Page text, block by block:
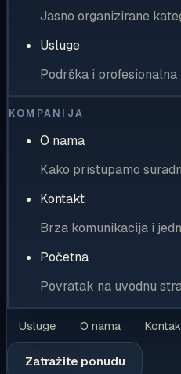
Jasno organizirane
Usluge
Podrška i
KOMPANIJA
O nama
Kako pristupamo
Kontakt
Brza komunikacija i
Početna
Povratak na uvodnu
Usluge O nama
Zatražite ponudu